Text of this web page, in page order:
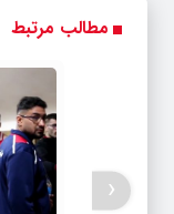
مطالب مرتبط
‹